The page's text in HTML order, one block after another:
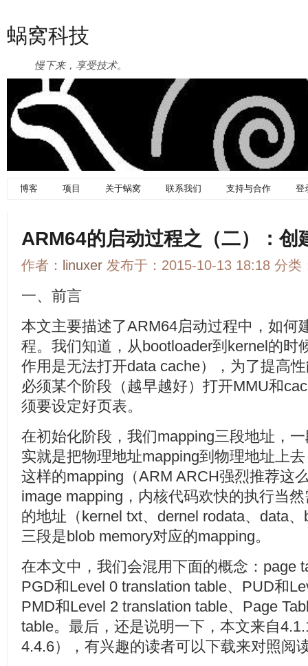
蜗窝科技
慢下来，享受技术。
博客 项目 关于蜗窝 联系我们 支持与合作 登
ARM64的启动过程之（二）：创
作者： linuxer 发布于：2015-10-13 18:18 分类
一、前言
本文主要描述了ARM64启动过程中，如何
程。我们知道，从bootloader到kernel的时
作用是无法打开data cache），为了提高
必须某个阶段（越早越好）打开MMU和
须要设定好页表。
在初始化阶段，我们mapping三段地址，
实就是把物理地址mapping到物理地址上
这样的mapping（ARM ARCH强烈推荐这
image mapping，内核代码欢快的执行当
的地址（kernel txt、dernel rodata、data
三段是blob memory对应的mapping。
在本文中，我们会混用下面的概念：page
PGD和Level 0 translation table、PUD和
PMD和Level 2 translation table、Page
table。最后，还是说明一下，本文来自
4.4.6），有兴趣的读者可以下载来对照阅